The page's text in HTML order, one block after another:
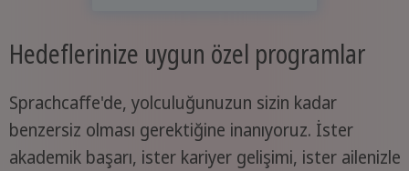
Hedeflerinize uygun özel programlar
Sprachcaffe'de, yolculuğunuzun sizin kadar
benzersiz olması gerektiğine inanıyoruz. İster
akademik başarı, ister kariyer gelişimi, ister ailenizle